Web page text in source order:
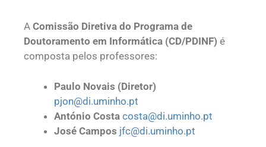
A Comissão Diretiva do Programa de
Doutoramento em Informática (CD/PDINF) é
composta pelos professores:
Paulo Novais (Diretor)
pjon@di.uminho.pt
António Costa costa@di.uminho.pt
José Campos jfc@di.uminho.pt